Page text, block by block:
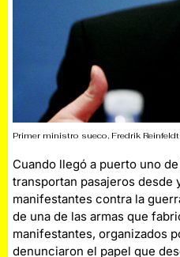
Primer ministro sueco, Fredrik
Cuando llegó a puerto uno
transportan pasajeros desde
manifestantes contra la
de una de las armas que
manifestantes, organizados
denunciaron el papel que